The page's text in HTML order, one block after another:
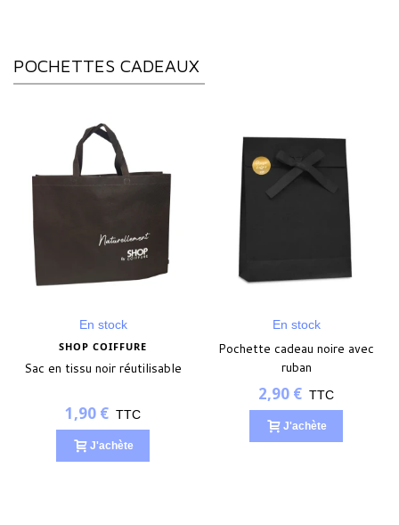
POCHETTES CADEAUX
En stock
SHOP COIFFURE
Sac en tissu noir réutilisable
1,90 € TTC
J'achète
En stock
Pochette cadeau noire avec
ruban
2,90 € TTC
J'achète